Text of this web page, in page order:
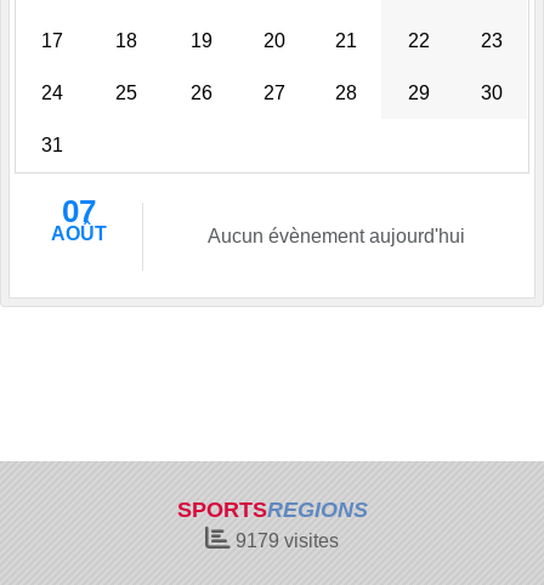
17 18 19 20 21 22 23
24 25 26 27 28 29 30
31
07
AOÛT Aucun évènement aujourd'hui
SPORTSREGIONS
9179 visites